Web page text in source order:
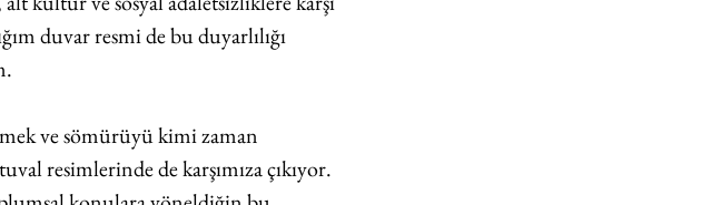
duvar resmi de bu duyarlılığı
ve sömürüyü kimi zaman
resimlerinde de karşımıza çıkıyor.